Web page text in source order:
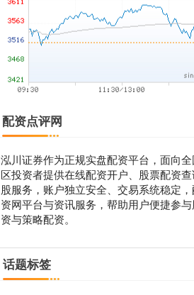
基金指数
国债指数
配资点评网
泓川证券作为正规实盘配资平台，面向
区投资者提供在线配资开户、股票配资
股服务，账户独立安全、交易系统稳定
资网平台与资讯服务，帮助用户便捷参
资与策略配资。
话题标签